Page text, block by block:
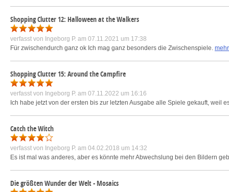
Shopping Clutter 12: Halloween at the Walkers
verfasst von Ingeborg P. am 07.11.2021 um 17:38
Für zwischendurch ganz ok Ich mag ganz besonders die Zwischenspiele.
Shopping Clutter 15: Around the Campfire
verfasst von Ingeborg P. am 07.11.2022 um 16:16
Ich habe jetzt von der ersten bis zur letzten Ausgabe alle Spiele gekauft, weil
Catch the Witch
verfasst von Ingeborg P. am 04.02.2018 um 14:32
Es ist mal was anderes, aber es könnte mehr Abwechslung bei den Bildern
Die größten Wunder der Welt - Mosaics